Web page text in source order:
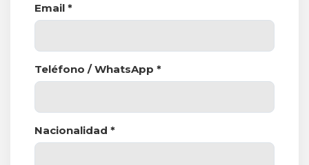
Email *
Teléfono / WhatsApp *
Nacionalidad *